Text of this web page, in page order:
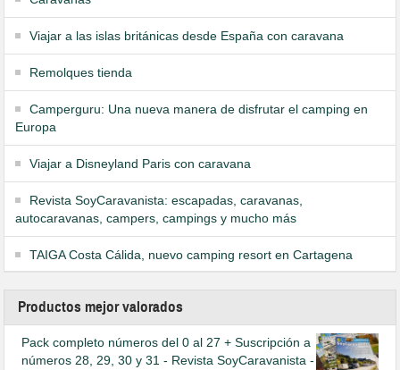
Viajar a las islas británicas desde España con caravana
Remolques tienda
Camperguru: Una nueva manera de disfrutar el camping en
Europa
Viajar a Disneyland Paris con caravana
Revista SoyCaravanista: escapadas, caravanas,
autocaravanas, campers, campings y mucho más
TAIGA Costa Cálida, nuevo camping resort en Cartagena
Productos mejor valorados
Pack completo números del 0 al 27 + Suscripción a
números 28, 29, 30 y 31 - Revista SoyCaravanista -